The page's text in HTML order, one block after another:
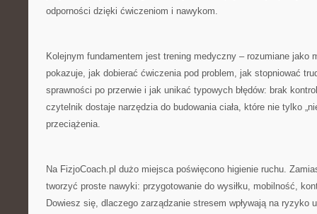
odporności dzięki ćwiczeniom i nawykom.
Kolejnym fundamentem jest trening medyczny – rozumiane jako
pokazuje, jak dobierać ćwiczenia pod problem, jak stopniować
sprawności po przerwie i jak unikać typowych błędów: brak
czytelnik dostaje narzędzia do budowania ciała, które nie tylko
przeciążenia.
Na FizjoCoach.pl dużo miejsca poświęcono higienie ruchu.
tworzyć proste nawyki: przygotowanie do wysiłku, mobilność,
Dowiesz się, dlaczego zarządzanie stresem wpływają na ryzyko